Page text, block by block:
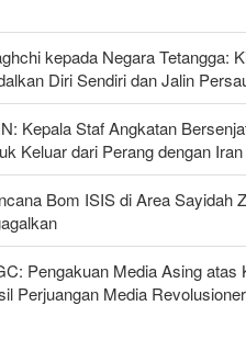
kepada Negara Tetangga:
Diri Sendiri dan Jalin
Kepala Staf Angkatan
Keluar dari Perang dengan Iran
Bom ISIS di Area Sayidah
Pengakuan Media Asing atas
Perjuangan Media Revolusioner